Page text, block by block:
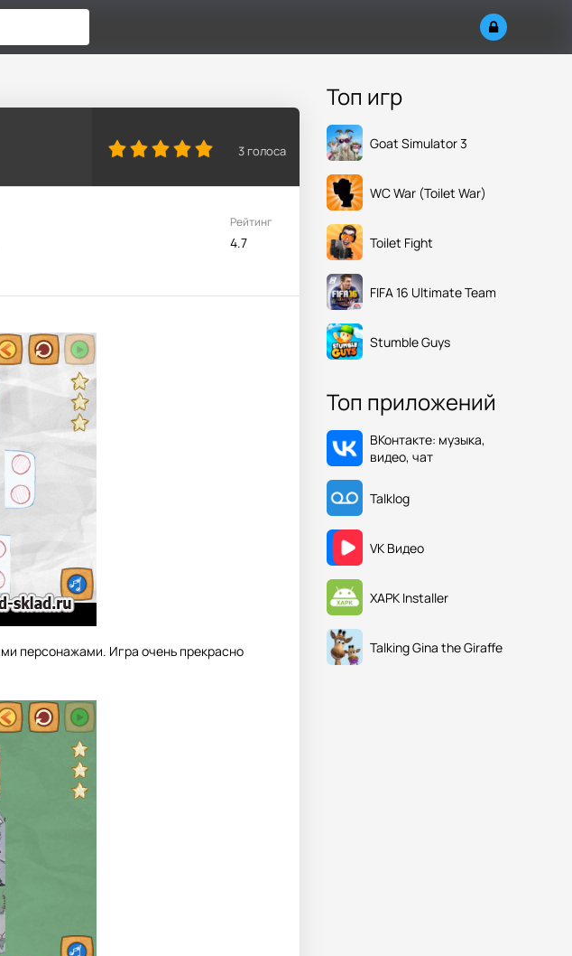
3 голоса
Рейтинг
4.7
персонажами. Игра очень прекрасно
Топ игр
Goat Simulator 3
WC War (Toilet War)
Toilet Fight
FIFA 16 Ultimate Team
Stumble Guys
Топ приложений
ВКонтакте: музыка,
видео, чат
Talklog
VK Видео
XAPK Installer
Talking Gina the Giraffe